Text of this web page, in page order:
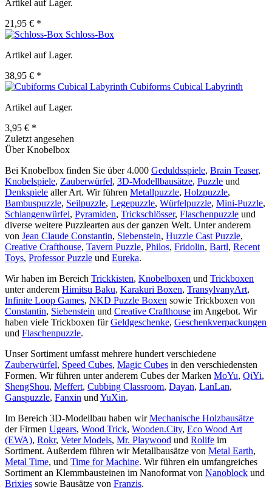
Artikel auf Lager.
21,95 € *
Schloss-Box
Artikel auf Lager.
38,95 € *
Cubiforms Cubical Labyrinth
Artikel auf Lager.
3,95 € *
Zuletzt angesehen
Über Knobelbox
Bei Knobelbox finden Sie über 4.000 Geduldsspiele, Brain Teaser,
Knobelspiele, Zauberwürfel, 3D-Modellbausätze, Puzzle und
Denkspiele aller Art. Wir führen Metallpuzzle, Holzpuzzle,
Bambuspuzzle, Seilpuzzle, Legepuzzle, Würfelpuzzle, Mini-Puzzle,
Schlangenwürfel, Pyramiden, Trickschlösser, Flaschenpuzzle und
diverse weitere Puzzlearten aus der ganzen Welt. Unter anderem
von Jean Claude Constantin, Siebenstein, Huzzle Cast Puzzle,
Creative Crafthouse, Tavern Puzzle, Philos, Fridolin, Bartl, Recent
Toys, Professor Puzzle und Eureka.
Wir haben im Bereich Trickkisten, Knobelboxen und Trickboxen
unter anderem Himitsu Baku, Karakuri Boxen, TransylvanyArt,
Infinite Loop Games, NKD Puzzle Boxen sowie Trickboxen von
Constantin, Siebenstein und Creative Crafthouse im Angebot. Wir
haben viele Trickboxen fürGeldgeschenke, Geschenkverpackungen
und Flaschenpuzzle.
Unser Sortiment umfasst mehrere hundert verschiedene
Zauberwürfel, Speed Cubes, Magic Cubes in den verschiedensten
Formen. Wir führen unter anderem Cubes der Marken MoYu, QiYi,
ShengShou, Meffert, Cubbing Classroom, Dayan, LanLan,
Ganspuzzle, Fanxin und YuXin.
Im Bereich 3D-Modellbau haben wirMechanische Holzbausätze
der Firmen Ugears, Wood Trick, Wooden.City, Eco Wood Art
(EWA), Rokr, Veter Models, Mr. Playwood und Rolife im
Sortiment. Außerdem führen wir Metallbausätze von Metal Earth,
Metal Time, und Time for Machine. Wir führen ein umfangreiches
Sortiment an Klemmbausteinen im Nanoformat von Nanoblock und
Brixies sowie Bausätze von Franzis.